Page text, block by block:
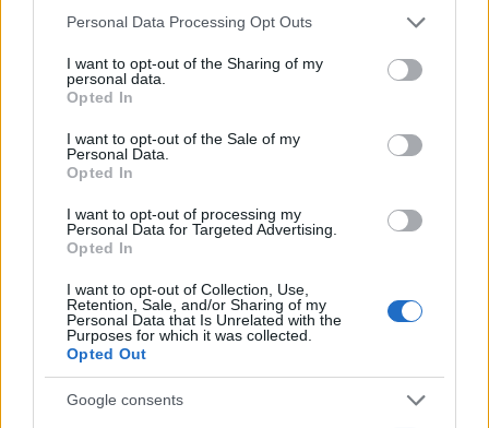
Please note that this website/app uses one or more Google
not limited to your visit or usage behaviour. You may click to
grant or deny consent to Google and its third-party tags to
use your data for below specified purposes in below Google
consent section.
Personal Data Processing Opt Outs
I want to opt-out of the Sharing of my
personal data.
Opted In
I want to opt-out of the Sale of my
Personal Data.
Opted In
I want to opt-out of processing my
Personal Data for Targeted Advertising.
Opted In
I want to opt-out of Collection, Use,
Retention, Sale, and/or Sharing of my
Personal Data that Is Unrelated with the
Purposes for which it was collected.
Opted Out
Google consents
δάκτυλο, μου εξήγησε τι είχε συμβεί.
Ήταν σαν να μου μιλούσε ο ιερέας πατέρας μου,
που δεν ζει πια.
Διαβάζοντας τα λόγια του αναρωτήθηκα: Μήπως
υπήρξα υπερβολικός; Μήπως αδίκησα κάποιον;
Μήπως έσφαλα;
Και η απάντηση που έδωσε η συνείδησή μου ήταν